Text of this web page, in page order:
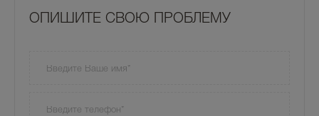
OПИШИТЕ СВОЮ ПРОБЛЕМУ